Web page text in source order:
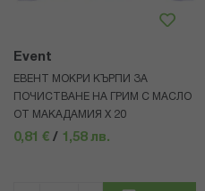
Event
ЕВЕНТ МОКРИ КЪРПИ ЗА
ПОЧИСТВАНЕ НА ГРИМ С МАСЛО
ОТ МАКАДАМИЯ Х 20
0,81 € / 1,58 лв.